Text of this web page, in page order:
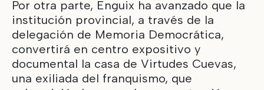
Por otra parte, Enguix ha avanzado que la
institución provincial, a través de la
delegación de Memoria Democrática,
convertirá en centro expositivo y
documental la casa de Virtudes Cuevas,
una exiliada del franquismo, que